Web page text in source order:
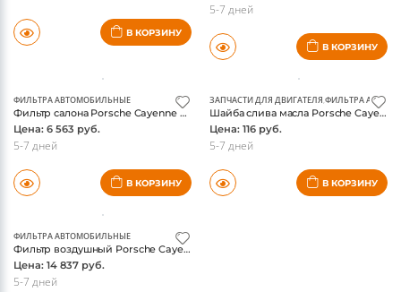
В КОРЗИНУ
5-7 дней
В КОРЗИНУ
ФИЛЬТРА АВТОМОБИЛЬНЫЕ
Фильтр салона Porsche Cayenne E3, оригинал
Цена: 6 563 руб.
5-7 дней
В КОРЗИНУ
ЗАПЧАСТИ ДЛЯ ДВИГАТЕЛЯ ФИЛЬТРА
Шайба слива масла Porsche Cayenne E3, оригинал
Цена: 116 руб.
5-7 дней
В КОРЗИНУ
ФИЛЬТРА АВТОМОБИЛЬНЫЕ
Фильтр воздушный Porsche Cayenne E3, оригинал
Цена: 14 837 руб.
5-7 дней